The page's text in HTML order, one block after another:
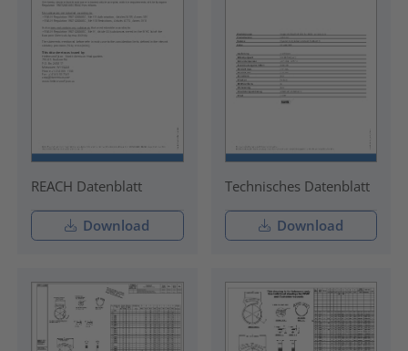
REACH Datenblatt
Download
Technisches Datenblatt
Download